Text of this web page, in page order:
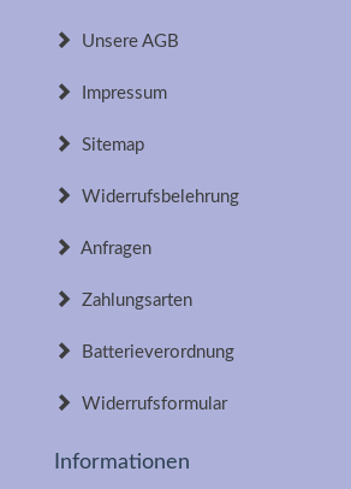
Unsere AGB
Impressum
Sitemap
Widerrufsbelehrung
Anfragen
Zahlungsarten
Batterieverordnung
Widerrufsformular
Informationen